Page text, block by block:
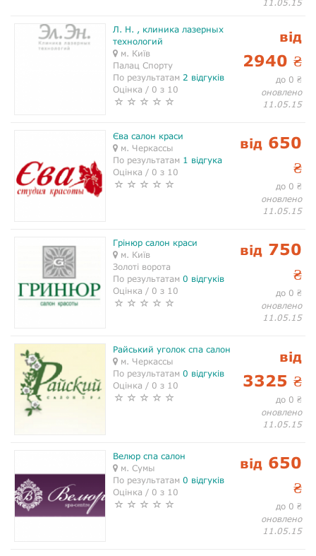
11.05.15
Л. Н. , клиника лазерных
технологий
м. Київ
Палац Спорту
По результатам 2 відгуків
Оцінка / 0 з 10
від
2940 ₴
до 0 ₴
оновлено
11.05.15
Єва салон краси
м. Черкассы
По результатам 1 відгука
Оцінка / 0 з 10
від 650
₴
до 0 ₴
оновлено
11.05.15
Грінюр салон краси
м. Київ
Золоті ворота
По результатам 0 відгуків
Оцінка / 0 з 10
від 750
₴
до 0 ₴
оновлено
11.05.15
Райський уголок спа салон
м. Черкассы
По результатам 0 відгуків
Оцінка / 0 з 10
від
3325 ₴
до 0 ₴
оновлено
11.05.15
Велюр спа салон
м. Сумы
По результатам 0 відгуків
Оцінка / 0 з 10
від 650
₴
до 0 ₴
оновлено
11.05.15